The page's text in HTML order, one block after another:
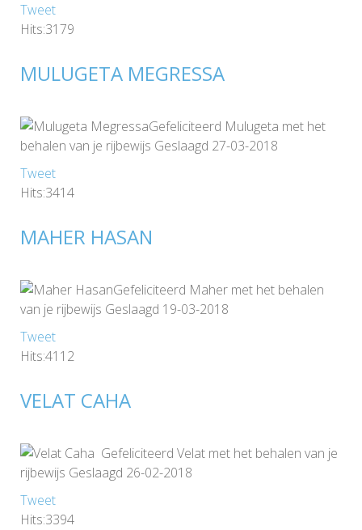
Tweet
Hits:3179
MULUGETA MEGRESSA
Gefeliciteerd Mulugeta met het
behalen van je rijbewijs Geslaagd 27-03-2018
Tweet
Hits:3414
MAHER HASAN
Gefeliciteerd Maher met het behalen
van je rijbewijs Geslaagd 19-03-2018
Tweet
Hits:4112
VELAT CAHA
Gefeliciteerd Velat met het behalen van je
rijbewijs Geslaagd 26-02-2018
Tweet
Hits:3394